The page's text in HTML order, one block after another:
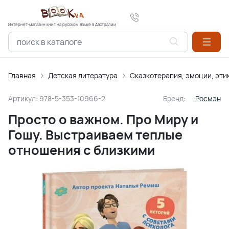
Интернет-магазин книг на русском языке в Австралии
Главная Детская литература Сказкотерапия, эмоции,
Артикул: 978-5-353-10966-2 Бренд: Росмэн
Просто о важном. Про Миру и
Гошу. Выстраиваем теплые
отношения с близкими